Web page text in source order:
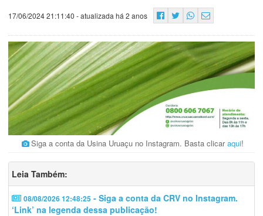
17/06/2024 21:11:40 - atualizada há 2 anos
Siga a conta da Usina Uruaçu no Instagram. Basta clicaraqui!
Leia Também:
08/08/2026 12:48:25 - Siga a conta da CRV no Instagram.
‘Link’ na legenda dessa publicação!